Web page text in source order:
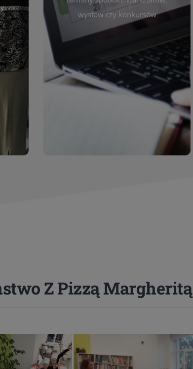
wystaw czy konkursów
Cię wydarzeniach. Aktualizujemy
harmonogram na bieżąco, by zawsze
był zgodny z planem pracy biblioteki.
Zapraszamy do śledzenia i
uczestnictwa w życiu kulturalnym
miasta!
Z Pizzą Margheritą